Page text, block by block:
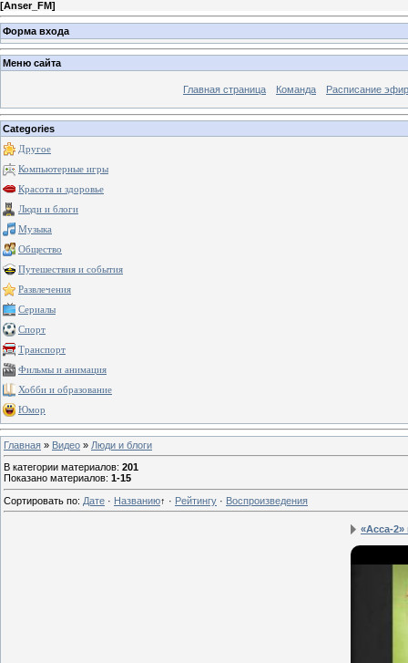
[Anser_FM]
Форма входа
Меню сайта
Главная страница Команда Расписание
Categories
Другое
Компьютерные игры
Красота и здоровье
Люди и блоги
Музыка
Общество
Путешествия и события
Развлечения
Сериалы
Спорт
Транспорт
Фильмы и анимация
Хобби и образование
Юмор
Главная » Видео » Люди и блоги
В категории материалов: 201
Показано материалов: 1-15
Сортировать по: Дате · Названию↑ · Рейтингу · Воспроизведения
«Асса-